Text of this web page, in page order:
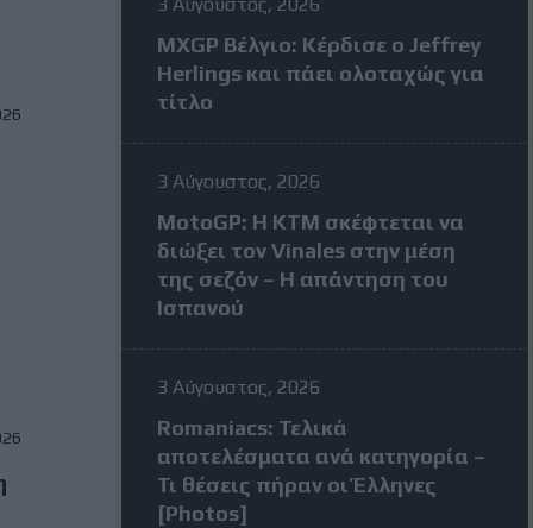
MXGP Βέλγιο: Κέρδισε ο Jeffrey
Herlings και πάει ολοταχώς για
τίτλο
3 Αύγουστος, 2026
MotoGP: Η KTM σκέφτεται να
διώξει τον Vinales στην μέση
της σεζόν – Η απάντηση του
Ισπανού
3 Αύγουστος, 2026
Romaniacs: Τελικά
αποτελέσματα ανά κατηγορία –
Τι θέσεις πήραν οι Έλληνες
[Photos]